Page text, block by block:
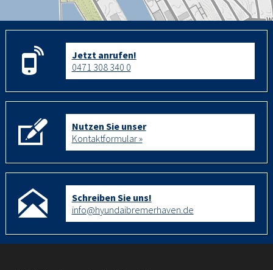
Jetzt anrufen!
0471 308 340 0
Nutzen Sie unser
Kontaktformular »
Schreiben Sie uns!
info@hyundaibremerhaven.de